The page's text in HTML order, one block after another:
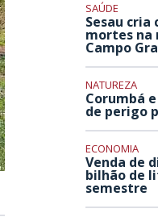
SAÚDE
Sesau cria
mortes na
Campo
NATUREZA
Corumbá
de perigo
ECONOMIA
Venda de
bilhão de
semestre